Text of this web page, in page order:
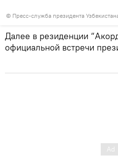
© Пресс-служба президента
Далее в резиденции
официальной встречи